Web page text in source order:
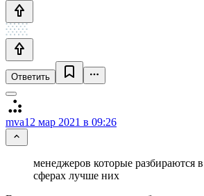
Ответить
mva12 мар 2021 в 09:26
менеджеров которые разбираются
сферах лучше них